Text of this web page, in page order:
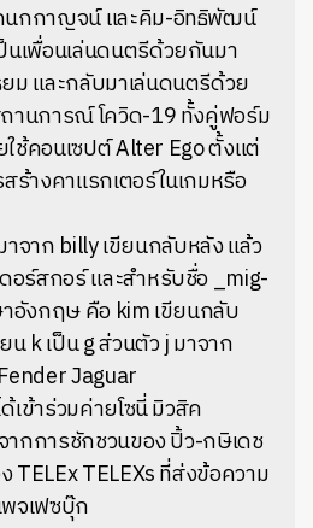
กกาญจน์ และคิม-อิทธิพัฒน์
เพื่อนเล่นดนตรีด้วยกันมา
ม และกลับมาเล่นดนตรีด้วย
านการณ์ โควิด-19 ทั้งคู่ฟอร์ม
ช้คอนเซปต์ Alter Ego ตั้งแต่
ร้างคาแรกเตอร์ในเกมหรือ
จาก billy เขียนกลับหลัง แล้ว
อร์สกอร์ และสำหรับชื่อ _mig-
อังกฤษ คือ kim เขียนกลับ
น k เป็น g ส่วนตัว j มาจาก
Jaguar
เข้าร่วมค่ายโซนี่ มิวสิค
ากการชักชวนของ ปิ้ว-กษิเดช
TELEx TELEXs ที่ส่งข้อความ
จเฟซบุ๊ก